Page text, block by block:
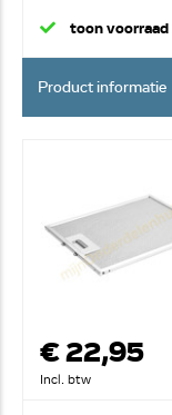
metaalfilter in hou...
toon voorraad
Product informatie
€ 22,95
Incl. btw